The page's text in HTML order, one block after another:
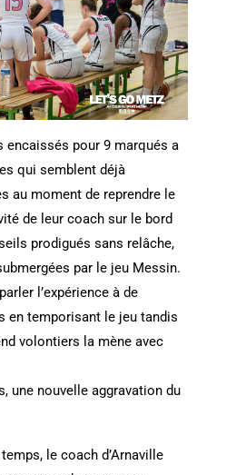
encaissés pour 9 marqués a
qui semblent déjà
au moment de reprendre le
de leur coach sur le bord
prodigués sans relâche,
par le jeu Messin.
l’expérience à de
en temporisant le jeu tandis
volontiers la mène avec
une nouvelle aggravation du
le coach d’Arnaville